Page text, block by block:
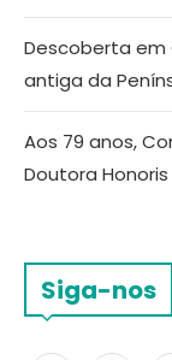
Descoberta em
antiga da
Aos 79 anos,
Doutora Honoris
Siga-nos